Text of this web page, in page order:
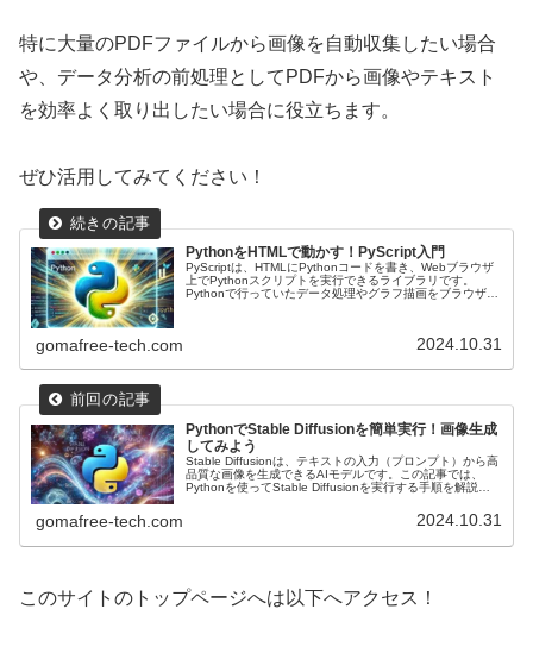
特に大量のPDFファイルから画像を自動収集したい場合
や、データ分析の前処理としてPDFから画像やテキスト
を効率よく取り出したい場合に役立ちます。
ぜひ活用してみてください！
PythonをHTMLで動かす！PyScript入門
PyScriptは、HTMLにPythonコードを書き、Webブラウザ
上でPythonスクリプトを実行できるライブラリです。
Pythonで行っていたデータ処理やグラフ描画をブラウザ上
gomafree-tech.com 2024.10.31
PythonでStable Diffusionを簡単実行！画像生成
してみよう
Stable Diffusionは、テキストの入力（プロンプト）から高
品質な画像を生成できるAIモデルです。この記事では、
Pythonを使ってStable Diffusionを実行する手順を解説し
gomafree-tech.com 2024.10.31
このサイトのトップページへは以下へアクセス！